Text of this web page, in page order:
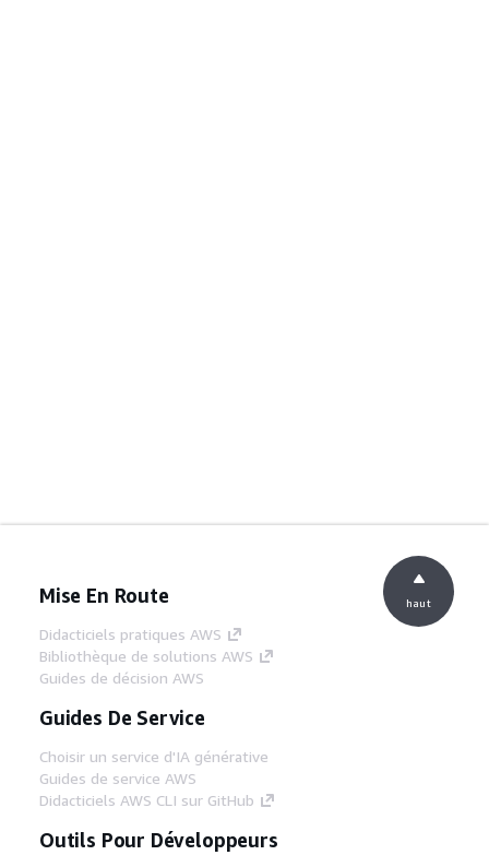
Mise En Route
Didacticiels pratiques AWS
Bibliothèque de solutions AWS
Guides de décision AWS
Guides De Service
Choisir un service d'IA générative
Guides de service AWS
Didacticiels AWS CLI sur GitHub
Outils Pour Développeurs
haut